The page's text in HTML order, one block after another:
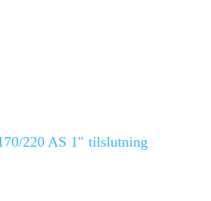
220 AS 1″ tilslutning